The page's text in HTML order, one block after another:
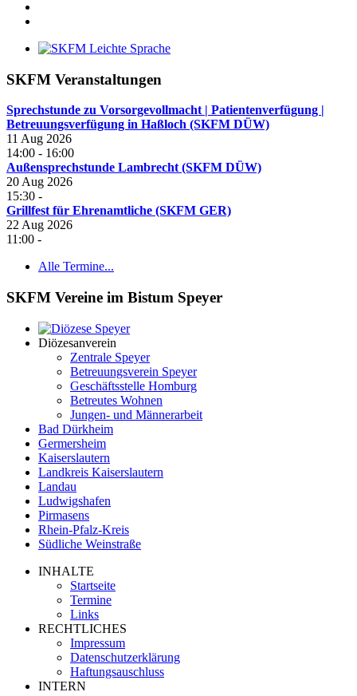
SKFM Veranstaltungen
Sprechstunde zu Vorsorgevollmacht | Patientenverfügung |
Betreuungsverfügung in Haßloch (SKFM DÜW)
11 Aug 2026
14:00 - 16:00
Außensprechstunde Lambrecht (SKFM DÜW)
20 Aug 2026
15:30 -
Grillfest für Ehrenamtliche (SKFM GER)
22 Aug 2026
11:00 -
Alle Termine...
SKFM Vereine im Bistum Speyer
Diözesanverein
Zentrale Speyer
Betreuungsverein Speyer
Geschäftsstelle Homburg
Betreutes Wohnen
Jungen- und Männerarbeit
Bad Dürkheim
Germersheim
Kaiserslautern
Landkreis Kaiserslautern
Landau
Ludwigshafen
Pirmasens
Rhein-Pfalz-Kreis
Südliche Weinstraße
INHALTE
Startseite
Termine
Links
RECHTLICHES
Impressum
Datenschutzerklärung
Haftungsauschluss
INTERN